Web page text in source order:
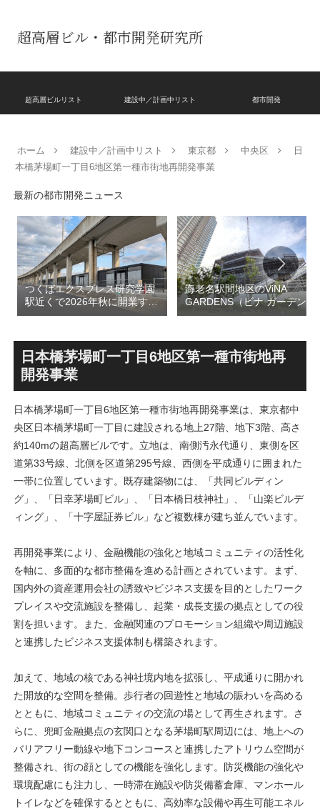
超高層ビル・都市開発研究所
超高層ビルリスト 建設中／計画中リスト 都市開発
ホーム 建設中／計画中リスト 東京都 中央区
日
本橋茅場町一丁目6地区第一種市街地再開発事業
最新の都市開発ニュース
つくばエクスプレス研究学園
駅近くで2026年秋に開業する
高架下商業施設「寿横
跡地の開発計画や商業ビル建
設進行などにより駅前商業地
が形成へ！！
海老名駅間地区のViNA
GARDENS（ビナ ガーデン
ズ）で建設中の「（仮称）フ
テル温浴棟」2026年夏時点建
設状況！！天然温泉のほか子
育て・ペット関連の複合施設
日本橋茅場町一丁目6地区第一種市街地再
開発事業
日本橋茅場町一丁目6地区第一種市街地再開発事業は、東京都中
央区日本橋茅場町一丁目に建設される地上27階、地下3階、高さ
約140mの超高層ビルです。立地は、南側汚永代通り、東側を区
道第33号線、北側を区道第295号線、西側を平成通りに囲まれた
一帯に位置しています。既存建築物には、「共同ビルディン
グ」、「日幸茅場町ビル」、「日本橋日枝神社」、「山楽ビルデ
ィング」、「十字屋証券ビル」など複数棟が建ち並んでいます。
再開発事業により、金融機能の強化と地域コミュニティの活性化
を軸に、多面的な都市整備を進める計画とされています。まず、
国内外の資産運用会社の誘致やビジネス支援を目的としたワーク
プレイスや交流施設を整備し、起業・成長支援の拠点としての役
割を担います。また、金融関連のプロモーション組織や周辺施設
と連携したビジネス支援体制も構築されます。
加えて、地域の核である神社境内地を拡張し、平成通りに開かれ
た開放的な空間を整備。歩行者の回遊性と地域の賑わいを高める
とともに、地域コミュニティの交流の場として再生されます。さ
らに、兜町金融拠点の玄関口となる茅場町駅周辺には、地上への
バリアフリー動線や地下コンコースと連携したアトリウム空間が
整備され、街の顔としての機能を強化します。防災機能の強化や
環境配慮にも注力し、一時滞在施設や防災備蓄倉庫、マンホール
トイレなどを確保するとともに、高効率な設備や再生可能エネル